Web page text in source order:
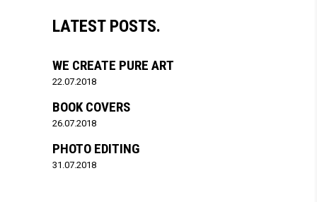
LATEST POSTS.
WE CREATE PURE ART
22.07.2018
BOOK COVERS
26.07.2018
PHOTO EDITING
31.07.2018